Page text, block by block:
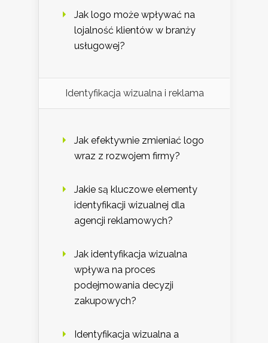
Jak logo może wpływać na
lojalność klientów w branży
usługowej?
Identyfikacja wizualna i reklama
Jak efektywnie zmieniać logo
wraz z rozwojem firmy?
Jakie są kluczowe elementy
identyfikacji wizualnej dla
agencji reklamowych?
Jak identyfikacja wizualna
wpływa na proces
podejmowania decyzji
zakupowych?
Identyfikacja wizualna a